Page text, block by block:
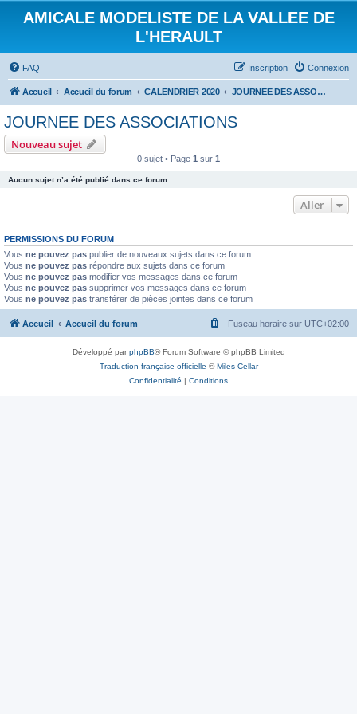
AMICALE MODELISTE DE LA VALLEE DE
L'HERAULT
FAQ Connexion
Inscription
Accueil Accueil du forum CALENDRIER 2020 JOURNEE DES ASSOCIATIONS
JOURNEE DES ASSOCIATIONS
Nouveau sujet
0 sujet • Page 1 sur 1
Aucun sujet n’a été publié dans ce forum.
Aller
PERMISSIONS DU FORUM
Vous ne pouvez pas publier de nouveaux sujets dans ce forum
Vous ne pouvez pas répondre aux sujets dans ce forum
Vous ne pouvez pas modifier vos messages dans ce forum
Vous ne pouvez pas supprimer vos messages dans ce forum
Vous ne pouvez pas transférer de pièces jointes dans ce forum
Accueil Accueil du forum Fuseau horaire sur UTC+02:00
Développé parphpBB® Forum Software © phpBB Limited
Traduction française officielle ©Miles Cellar
Confidentialité | Conditions